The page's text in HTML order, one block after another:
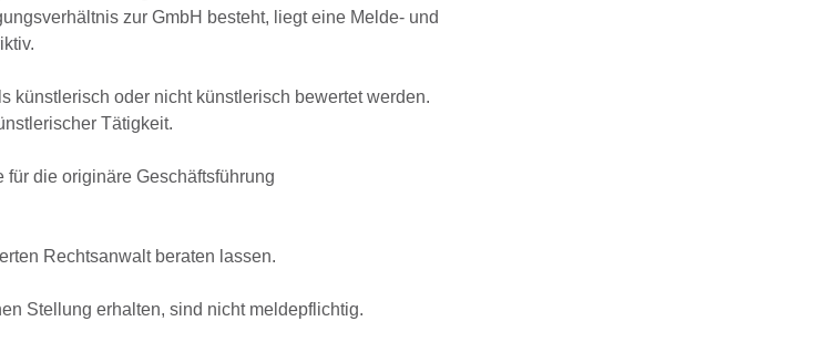
zur GmbH besteht, liegt eine Melde- und
künstlerisch oder nicht künstlerisch bewertet werden.
Tätigkeit.
die originäre Geschäftsführung
Rechtsanwalt beraten lassen.
Stellung erhalten, sind nicht meldepflichtig.